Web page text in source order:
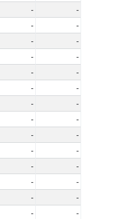
-
-
-
-
-
-
-
-
-
-
-
-
-
-
-
-
-
-
-
-
-
-
-
-
-
-
-
-